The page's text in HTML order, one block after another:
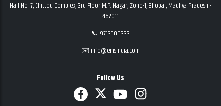
Hall No. 7, Chittod Complex, 3rd Floor M.P. Nagar, Zone-1, Bhopal, Madhya Pradesh -
462011
📞 9713000333
✉️ info@emsindia.com
Follow Us